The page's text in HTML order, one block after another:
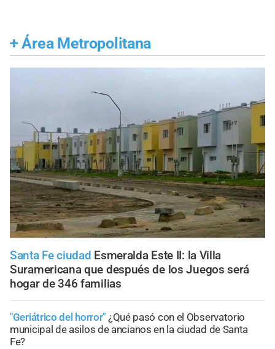
+ Área Metropolitana
Santa Fe ciudad Esmeralda Este II: la Villa
Suramericana que después de los Juegos será
hogar de 346 familias
"Geriátrico del horror" ¿Qué pasó con el Observatorio
municipal de asilos de ancianos en la ciudad de Santa
Fe?